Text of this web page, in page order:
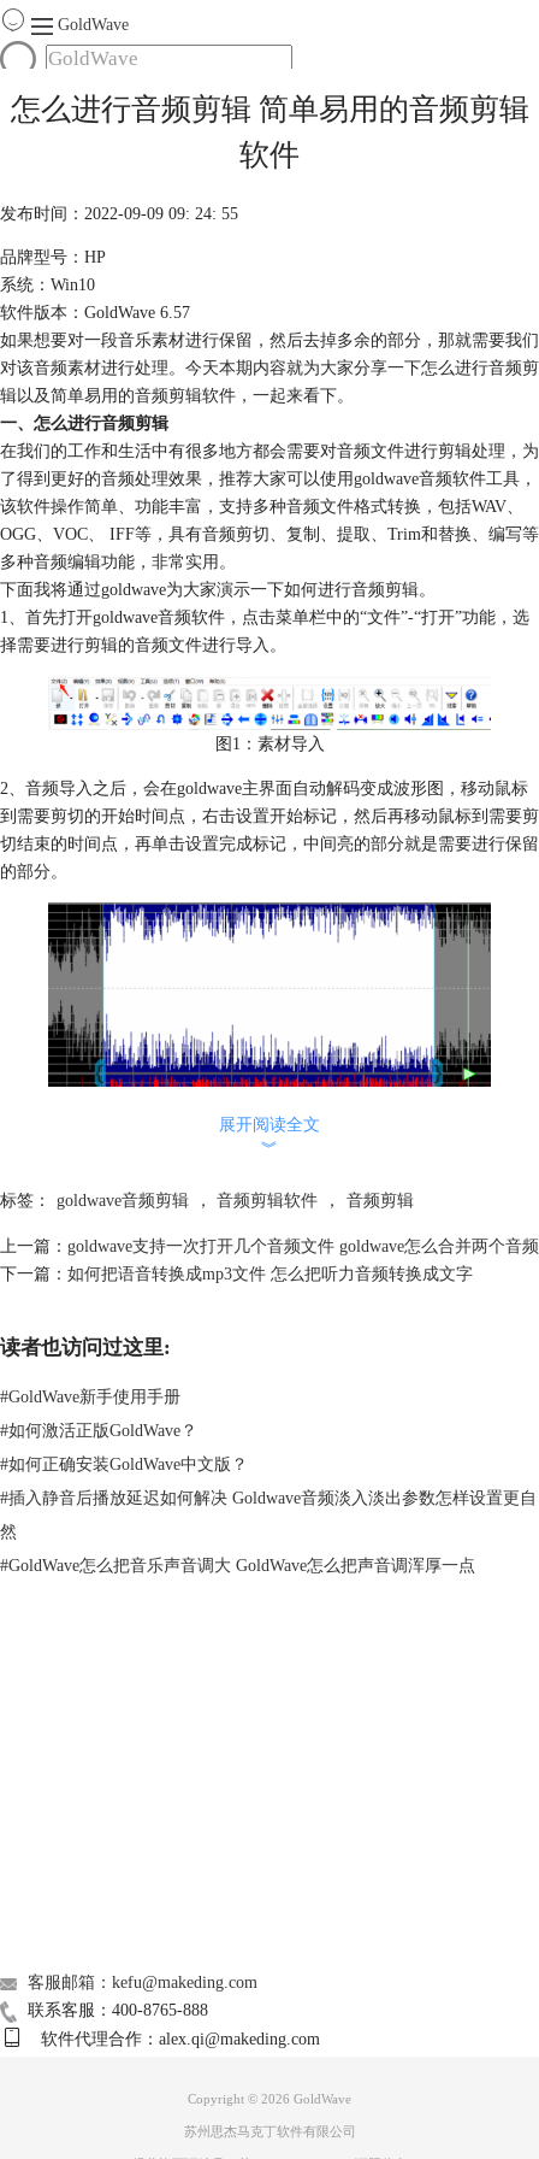
GoldWave
首页
产品
购买
怎么进行音频剪辑 简单易用的音频剪辑
软件
发布时间：2022-09-09 09: 24: 55
品牌型号：HP
系统：Win10
软件版本：GoldWave 6.57
如果想要对一段音乐素材进行保留，然后去掉多余的部分，那就需要我们
对该音频素材进行处理。今天本期内容就为大家分享一下怎么进行音频剪
辑以及简单易用的音频剪辑软件，一起来看下。
一、怎么进行音频剪辑
在我们的工作和生活中有很多地方都会需要对音频文件进行剪辑处理，为
了得到更好的音频处理效果，推荐大家可以使用goldwave音频软件工具，
该软件操作简单、功能丰富，支持多种音频文件格式转换，包括WAV、
OGG、VOC、 IFF等，具有音频剪切、复制、提取、Trim和替换、编写等
多种音频编辑功能，非常实用。
下面我将通过goldwave为大家演示一下如何进行音频剪辑。
1、首先打开goldwave音频软件，点击菜单栏中的“文件”-“打开”功能，选
择需要进行剪辑的音频文件进行导入。
图1：素材导入
2、音频导入之后，会在goldwave主界面自动解码变成波形图，移动鼠标
到需要剪切的开始时间点，右击设置开始标记，然后再移动鼠标到需要剪
切结束的时间点，再单击设置完成标记，中间亮的部分就是需要进行保留
的部分。
图2：音频选择
和结束时间进行剪切，这样会更方便一些。
图3：设定时间
展开阅读全文
︾
标签： goldwave音频剪辑 ， 音频剪辑软件 ， 音频剪辑
上一篇： goldwave支持一次打开几个音频文件 goldwave怎么合并两个音频
下一篇： 如何把语音转换成mp3文件 怎么把听力音频转换成文字
读者也访问过这里:
#GoldWave新手使用手册
#如何激活正版GoldWave？
#如何正确安装GoldWave中文版？
#插入静音后播放延迟如何解决 Goldwave音频淡入淡出参数怎样设置更自
然
#GoldWave怎么把音乐声音调大 GoldWave怎么把声音调浑厚一点
客服邮箱：kefu@makeding.com
联系客服：400-8765-888
软件代理合作：alex.qi@makeding.com
Copyright © 2026 GoldWave
苏州思杰马克丁软件有限公司